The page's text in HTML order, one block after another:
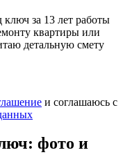
за 13 лет работы
квартиры или
детальную смету
и соглашаюсь с
фото и